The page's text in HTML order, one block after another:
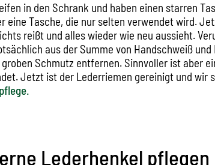
in den Schrank und haben einen starren
eine Tasche, die nur selten verwendet wird.
reißt und alles wieder wie neu aussieht.
aus der Summe von Handschweiß und
Schmutz entfernen. Sinnvoller ist aber
Jetzt ist der Lederriemen gereinigt und wir
Lederhenkel pflegen